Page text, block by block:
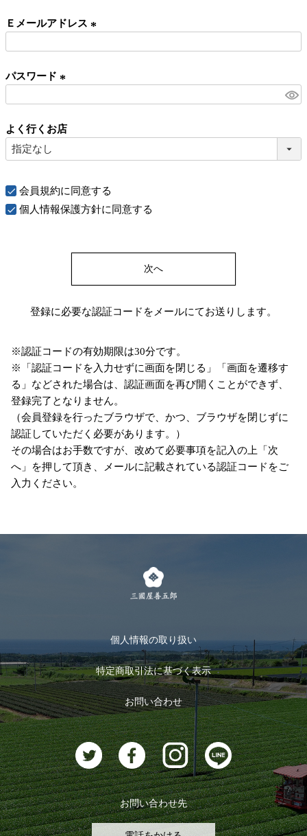
Ｅメールアドレス
パスワード
須
よく行くお店
会員規約に同意する
個人情報保護方針に同意する
次へ
登録に必要な認証コードをメールにてお送りします。
※認証コードの有効期限は30分です。
※「認証コードを入力せずに画面を閉じる」「画面を遷移す
る」などされた場合は、認証画面を再び開くことができず、
登録完了となりません。
（会員登録を行ったブラウザで、かつ、ブラウザを閉じずに
認証していただく必要があります。）
その場合はお手数ですが、改めて必要事項を記入の上「次
へ」を押して頂き、メールに記載されている認証コードをご
入力ください。
個人情報の取り扱い
特定商取引法に基づく表示
お問い合わせ
お問い合わせ先